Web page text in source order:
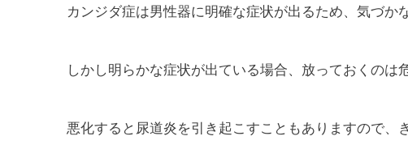
カンジダ症は男性器に明確な症状が出るため、気づか
しかし明らかな症状が出ている場合、放っておくのは
悪化すると尿道炎を引き起こすこともありますので